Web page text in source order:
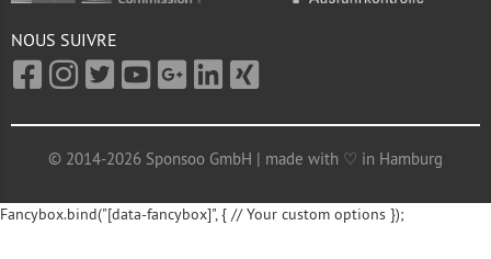
NOUS SUIVRE
© 2014-2026 Sponsoo GmbH | made with ♡ in Hamburg
Fancybox.bind("[data-fancybox]", { // Your custom options });